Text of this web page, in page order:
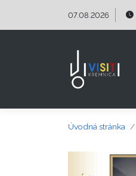
07.08.2026
Úvodná stránka